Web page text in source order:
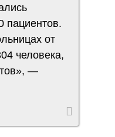
пациентов.
от
человека,
—